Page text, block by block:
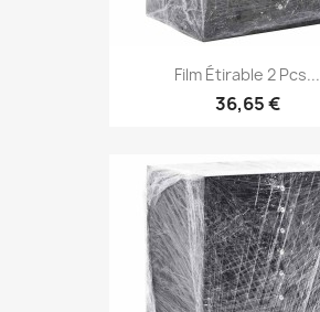
Film Étirable 2 Pcs...
36,65 €